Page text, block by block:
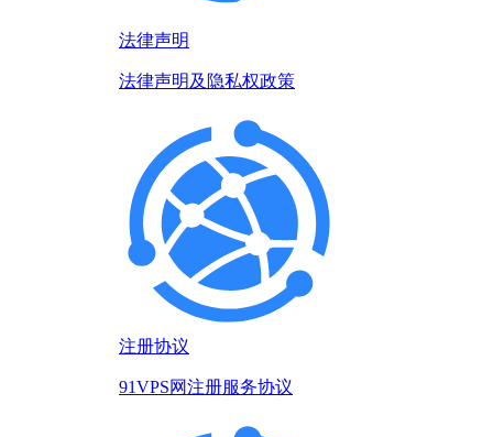
法律声明
法律声明及隐私权政策
注册协议
91VPS网注册服务协议